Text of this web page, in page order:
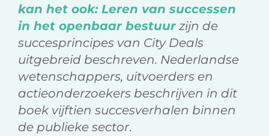
kan het ook: Leren van successen
in het openbaar bestuur zijn de
succesprincipes van City Deals
uitgebreid beschreven. Nederlandse
wetenschappers, uitvoerders en
actieonderzoekers beschrijven in dit
boek vijftien succesverhalen binnen
de publieke sector.